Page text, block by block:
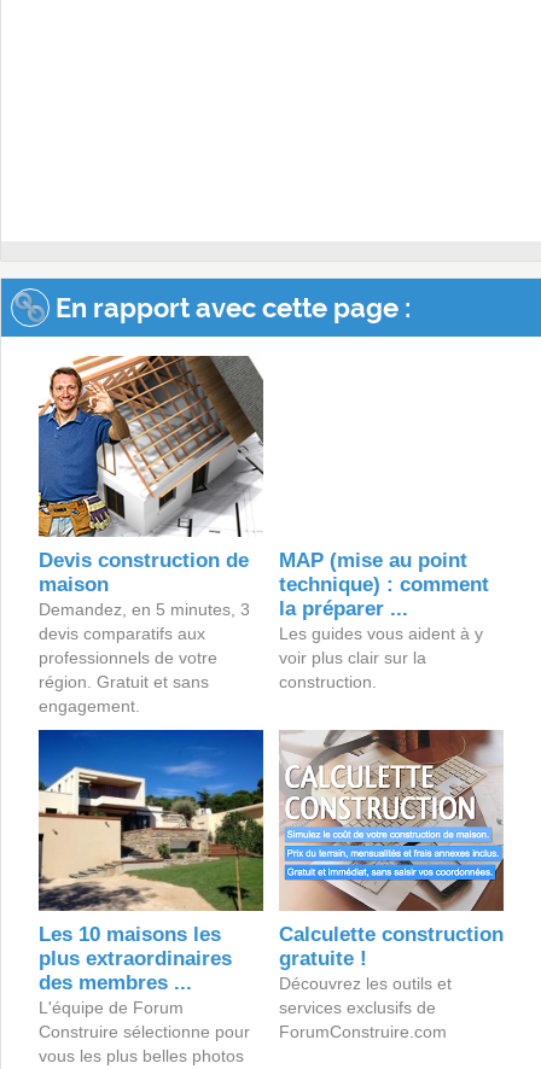
En rapport avec cette page :
Devis construction de
maison
Demandez, en 5 minutes, 3
devis comparatifs aux
professionnels de votre
région. Gratuit et sans
engagement.
MAP (mise au point
technique) : comment
la préparer ...
Les guides vous aident à y
voir plus clair sur la
construction.
Les 10 maisons les
plus extraordinaires
des membres ...
L'équipe de Forum
Construire sélectionne pour
vous les plus belles photos
Calculette construction
gratuite !
Découvrez les outils et
services exclusifs de
ForumConstruire.com